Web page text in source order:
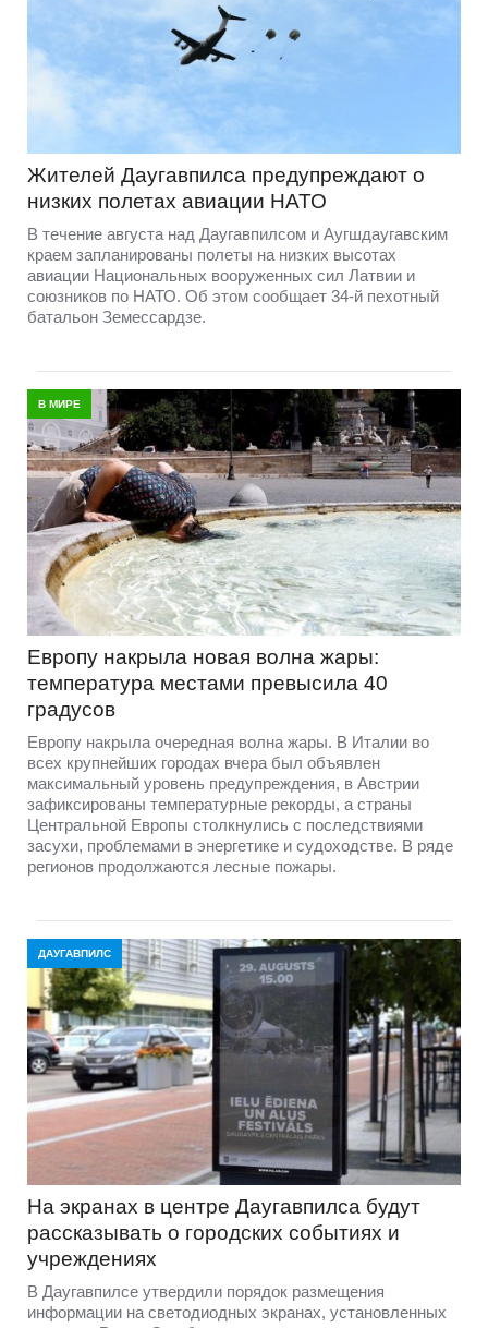
Жителей Даугавпилса предупреждают о
низких полетах авиации НАТО
В течение августа над Даугавпилсом и Аугшдаугавским
краем запланированы полеты на низких высотах
авиации Национальных вооруженных сил Латвии и
союзников по НАТО. Об этом сообщает 34-й пехотный
батальон Земессардзе.
В МИРЕ
Европу накрыла новая волна жары:
температура местами превысила 40
градусов
Европу накрыла очередная волна жары. В Италии во
всех крупнейших городах вчера был объявлен
максимальный уровень предупреждения, в Австрии
зафиксированы температурные рекорды, а страны
Центральной Европы столкнулись с последствиями
засухи, проблемами в энергетике и судоходстве. В ряде
регионов продолжаются лесные пожары.
ДАУГАВПИЛС
На экранах в центре Даугавпилса будут
рассказывать о городских событиях и
учреждениях
В Даугавпилсе утвердили порядок размещения
информации на светодиодных экранах, установленных